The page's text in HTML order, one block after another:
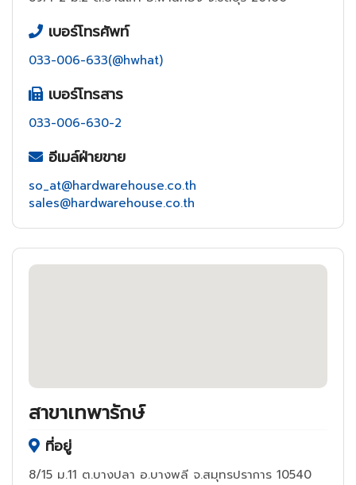
เบอร์โทรศัพท์
033-006-633(@hwhat)
เบอร์โทรสาร
033-006-630-2
อีเมล์ฝ่ายขาย
so_at@hardwarehouse.co.th
sales@hardwarehouse.co.th
สาขาเทพารักษ์
ที่อยู่
8/15 ม.11 ต.บางปลา อ.บางพลี จ.สมุทรปราการ 10540